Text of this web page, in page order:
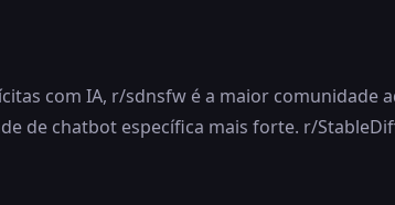
com IA, r/sdnsfw é a maior comunidade
de chatbot específica mais forte. r/